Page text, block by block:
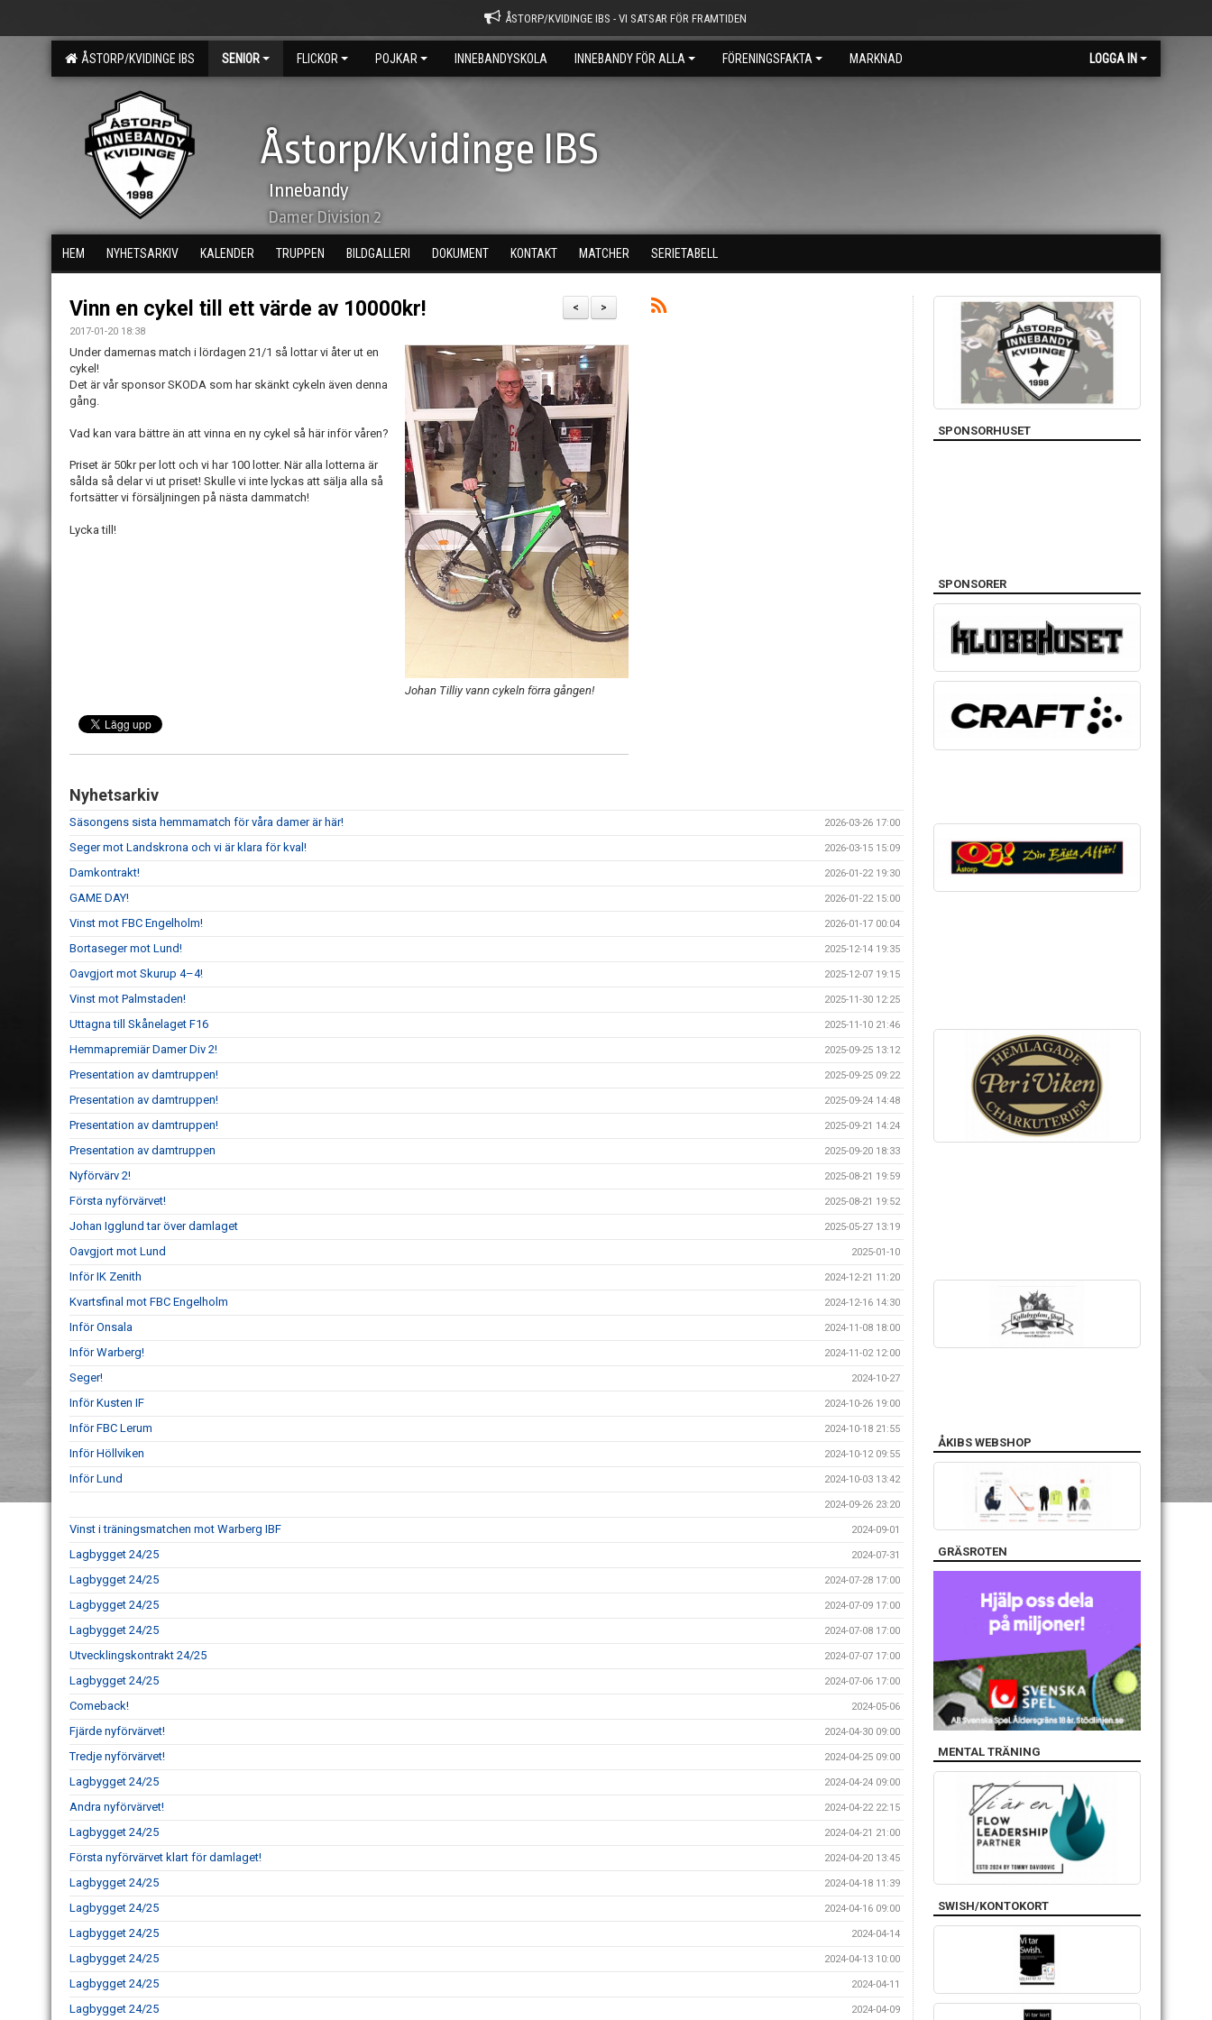
ÅSTORP/KVIDINGE IBS - VI SATSAR FÖR FRAMTIDEN
ÅSTORP/KVIDINGE IBS SENIOR FLICKOR POJKAR INNEBANDYSKOLA INNEBANDY FÖR ALLA FÖRENINGSFAKTA MARKNAD LOGGA IN
Åstorp/Kvidinge IBS
Innebandy
Damer Division 2
HEM NYHETSARKIV KALENDER TRUPPEN BILDGALLERI DOKUMENT KONTAKT MATCHER SERIETABELL
>
<
Vinn en cykel till ett värde av 10000kr!
2017-01-20 18:38
Johan Tilliy vann cykeln förra gången!
Under damernas match i lördagen 21/1 så lottar vi åter ut en
cykel!
Det är vår sponsor SKODA som har skänkt cykeln även denna
gång.
Vad kan vara bättre än att vinna en ny cykel så här inför våren?
Priset är 50kr per lott och vi har 100 lotter. När alla lotterna är
sålda så delar vi ut priset! Skulle vi inte lyckas att sälja alla så
fortsätter vi försäljningen på nästa dammatch!
Lycka till!
Nyhetsarkiv
Säsongens sista hemmamatch för våra damer är här! 2026-03-26 17:00
Seger mot Landskrona och vi är klara för kval! 2026-03-15 15:09
Damkontrakt! 2026-01-22 19:30
GAME DAY! 2026-01-22 15:00
Vinst mot FBC Engelholm! 2026-01-17 00:04
Bortaseger mot Lund! 2025-12-14 19:35
Oavgjort mot Skurup 4–4! 2025-12-07 19:15
Vinst mot Palmstaden! 2025-11-30 12:25
Uttagna till Skånelaget F16 2025-11-10 21:46
Hemmapremiär Damer Div 2! 2025-09-25 13:12
Presentation av damtruppen! 2025-09-25 09:22
Presentation av damtruppen! 2025-09-24 14:48
Presentation av damtruppen! 2025-09-21 14:24
Presentation av damtruppen 2025-09-20 18:33
Nyförvärv 2! 2025-08-21 19:59
Första nyförvärvet! 2025-08-21 19:52
Johan Igglund tar över damlaget 2025-05-27 13:19
Oavgjort mot Lund 2025-01-10
Inför IK Zenith 2024-12-21 11:20
Kvartsfinal mot FBC Engelholm 2024-12-16 14:30
Inför Onsala 2024-11-08 18:00
Inför Warberg! 2024-11-02 12:00
Seger! 2024-10-27
Inför Kusten IF 2024-10-26 19:00
Inför FBC Lerum 2024-10-18 21:55
Inför Höllviken 2024-10-12 09:55
Inför Lund 2024-10-03 13:42
2024-09-26 23:20
Vinst i träningsmatchen mot Warberg IBF 2024-09-01
Lagbygget 24/25 2024-07-31
Lagbygget 24/25 2024-07-28 17:00
Lagbygget 24/25 2024-07-09 17:00
Lagbygget 24/25 2024-07-08 17:00
Utvecklingskontrakt 24/25 2024-07-07 17:00
Lagbygget 24/25 2024-07-06 17:00
Comeback! 2024-05-06
Fjärde nyförvärvet! 2024-04-30 09:00
Tredje nyförvärvet! 2024-04-25 09:00
Lagbygget 24/25 2024-04-24 09:00
Andra nyförvärvet! 2024-04-22 22:15
Lagbygget 24/25 2024-04-21 21:00
Första nyförvärvet klart för damlaget! 2024-04-20 13:45
Lagbygget 24/25 2024-04-18 11:39
Lagbygget 24/25 2024-04-16 09:00
Lagbygget 24/25 2024-04-14
Lagbygget 24/25 2024-04-13 10:00
Lagbygget 24/25 2024-04-11
Lagbygget 24/25 2024-04-09
SPONSORHUSET
SPONSORER
ÅKIBS WEBSHOP
GRÄSROTEN
MENTAL TRÄNING
SWISH/KONTOKORT